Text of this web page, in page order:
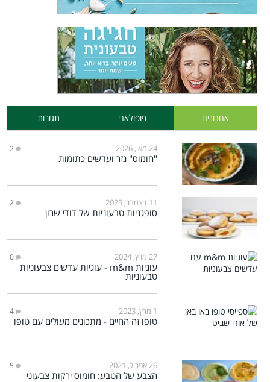
אחרונים פופולארי תגובות
24 מאי, 2026 2
"חומוס" גזר ועדשים כתומות
11 דצמבר, 2025 2
סופגניות טבעוניות של דודי שרון
27 מרץ, 2024 0
עוגיות m&m - עוגיות עדשים צבעוניות
טבעוניות
1 מרץ, 2023 4
טופו זה החיים - מתכונים מעולים עם טופו
26 אפריל, 2021 5
הצבע של הטבע: חומוס ירקות צבעוני